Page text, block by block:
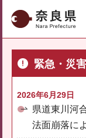
奈良県
緊急・災
2026年6月29日
県道東川河
法面崩落に